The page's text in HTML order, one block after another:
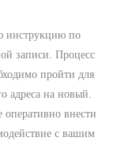
инструкцию по
записи. Процесс
пройти для
адреса на новый.
внести
с вашим